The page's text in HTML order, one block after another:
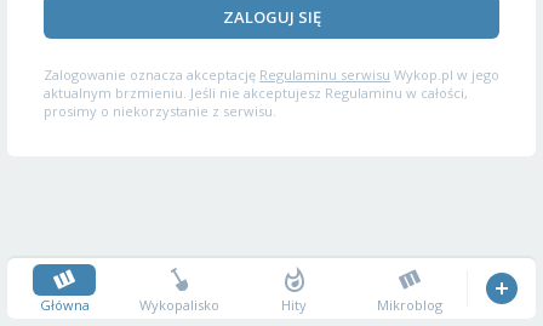
ZALOGUJ SIĘ
Zalogowanie oznacza akceptację Regulaminu serwisu Wykop.pl w jego
aktualnym brzmieniu. Jeśli nie akceptujesz Regulaminu w całości,
prosimy o niekorzystanie z serwisu.
Główna Wykopalisko Hity Mikroblog